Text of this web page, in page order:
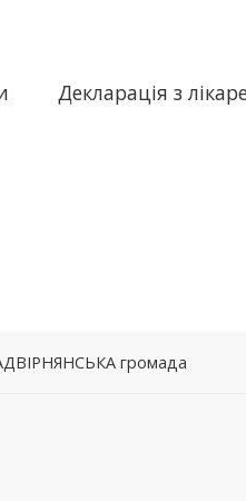
Декларація з
громада